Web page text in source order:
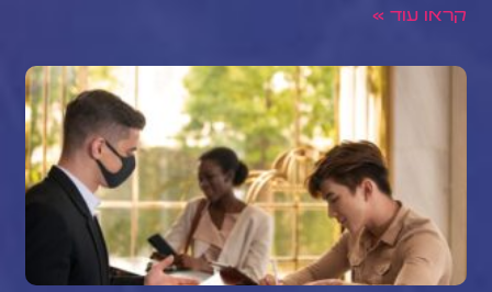
קראו עוד »